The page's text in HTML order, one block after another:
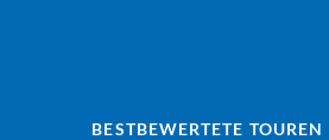
BESTBEWERTETE TOUREN